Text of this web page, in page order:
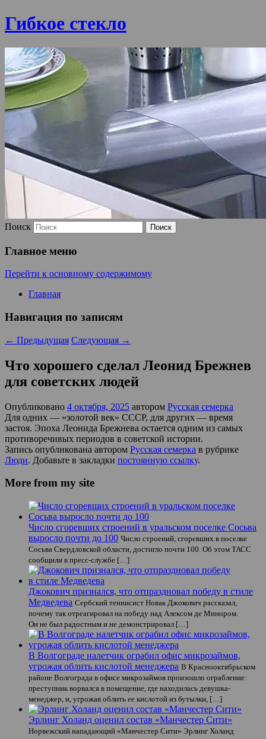
Гибкое стекло
Поиск
Главное меню
Перейти к основному содержимому
Главная
Навигация по записям
← Предыдущая Следующая →
Что хорошего сделал Леонид Брежнев
для советских людей
Опубликовано 4 октября, 2025 автором Русская семерка
Для одних — «золотой век» СССР, для других — время
застоя. Эпоха Леонида Брежнева остается одним из самых
противоречивых периодов в советской истории.
Запись опубликована автором Русская семерка в рубрике
Люди. Добавьте в закладки постоянную ссылку.
More from my site
Число сгоревших строений в уральском поселке Сосьва
выросло почти до 100 Число строений, сгоревших в поселке
Сосьва Свердловской области, достигло почти 100. Об этом ТАСС
сообщили в пресс-службе […]
Джокович признался, что отпраздновал победу в стиле
Медведева Сербский теннисист Новак Джокович рассказал,
почему так отреагировал на победу над Алексом де Минором.
Он не был радостным и не демонстрировал […]
В Волгограде налетчик ограбил офис микрозаймов,
угрожая облить кислотой менеджера В Краснооктябрьском
районе Волгограда в офисе микрозаймов произошло ограбление:
преступник ворвался в помещение, где находилась девушка-
менеджер, и, угрожая облить ее кислотой из бутылки, […]
Эрлинг Холанд оценил состав «Манчестер Сити»
Норвежский нападающий «Манчестер Сити» Эрлинг Холанд